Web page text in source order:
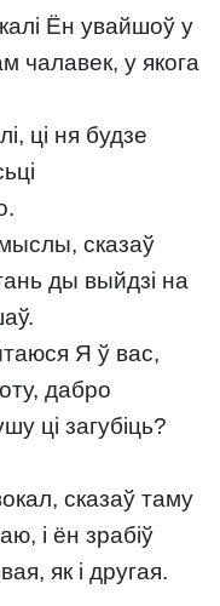
Ён увайшоў у
чалавек, у якога
ці ня будзе
сказаў
ды выйдзі на
Я ў вас,
дабро
ці загубіць?
сказаў таму
і ён зрабіў
як і другая.